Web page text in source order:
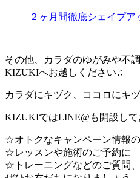
２ヶ月間徹底シェイプア
その他、カラダのゆがみや不
KIZUKIへお越しください♫
カラダにキヅク、ココロにキ
KIZUKIではLINE@も開設して
☆オトクなキャンペーン情報
☆レッスンや施術のご予約に
☆トレーニングなどのご質問